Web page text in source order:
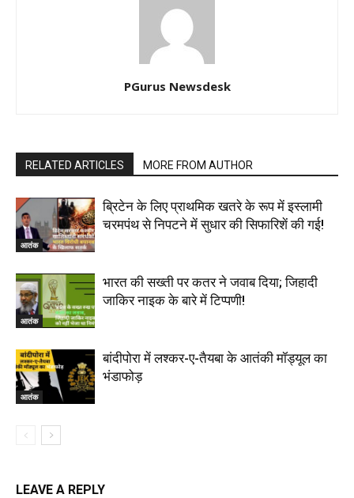
PGurus Newsdesk
RELATED ARTICLES MORE FROM AUTHOR
आतंक
ब्रिटेन के लिए प्राथमिक खतरे के रूप में इस्लामी
चरमपंथ से निपटने में सुधार की सिफारिशें की गई!
आतंक
भारत की सख्‍ती पर कतर ने जवाब दिया; जिहादी
जाकिर नाइक के बारे में टिप्पणी!
आतंक
बांदीपोरा में लश्कर-ए-तैयबा के आतंकी मॉड्यूल का
भंडाफोड़
LEAVE A REPLY